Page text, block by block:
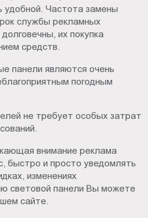
удобной. Частота замены
службы рекламных
их покупка
средств.
панели являются очень
погодным
не требует особых затрат
внимание реклама
быстро и просто уведомлять
изменениях
световой панели Вы можете
сайте.